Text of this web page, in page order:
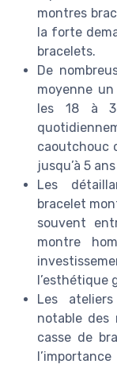
montres
la forte
bracelets.
De
moyenne
les 18 à
caoutchouc
jusqu’à 5
Les
bracelet
souvent
montre
l’esthétique
Les
notable des
casse de